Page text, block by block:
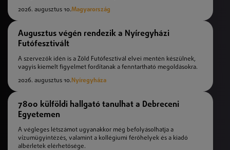
2026. augusztus 10.Magyarország
Augusztus végén rendezik a Nyíregyházi
Futófesztivált
A szervezők idén is a Zöld Futófesztivál elvei mentén készülnek,
vagyis kiemelt figyelmet fordítanak a fenntartható megoldásokra.
2026. augusztus 10. Nyíregyháza
7800 külföldi hallgató tanulhat a Debreceni
Egyetemen
A végleges létszámot ugyanakkor még befolyásolhatja a
vízumügyintézés, valamint a kollégiumi férőhelyek és a kiadó
albérletek elérhetősége.